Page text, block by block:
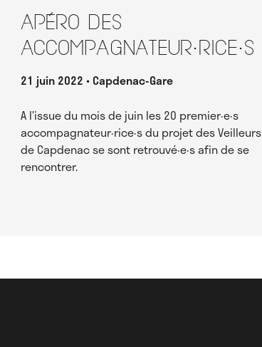
Apéro des
accompagnateur·rice·s
21 juin 2022 Capdenac-Gare
A l’issue du mois de juin les 20 premier·e·s
accompagnateur·rice·s du projet des Veilleurs
de Capdenac se sont retrouvé·e·s afin de se
rencontrer.